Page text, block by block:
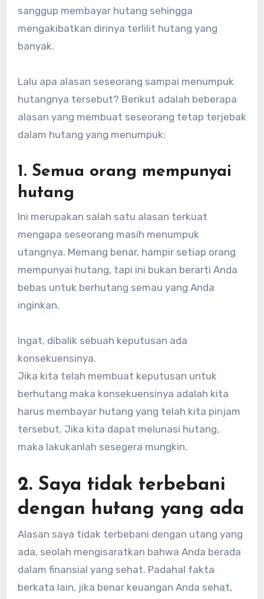
sanggup membayar hutang sehingga
mengakibatkan dirinya terlilit hutang yang
banyak.
Lalu apa alasan seseorang sampai menumpuk
hutangnya tersebut? Berikut adalah beberapa
alasan yang membuat seseorang tetap terjebak
dalam hutang yang menumpuk:
1. Semua orang mempunyai
hutang
Ini merupakan salah satu alasan terkuat
mengapa seseorang masih menumpuk
utangnya. Memang benar, hampir setiap orang
mempunyai hutang, tapi ini bukan berarti Anda
bebas untuk berhutang semau yang Anda
inginkan.
Ingat, dibalik sebuah keputusan ada
konsekuensinya.
Jika kita telah membuat keputusan untuk
berhutang maka konsekuensinya adalah kita
harus membayar hutang yang telah kita pinjam
tersebut. Jika kita dapat melunasi hutang,
maka lakukanlah sesegera mungkin.
2. Saya tidak terbebani
dengan hutang yang ada
Alasan saya tidak terbebani dengan utang yang
ada, seolah mengisaratkan bahwa Anda berada
dalam finansial yang sehat. Padahal fakta
berkata lain, jika benar keuangan Anda sehat,